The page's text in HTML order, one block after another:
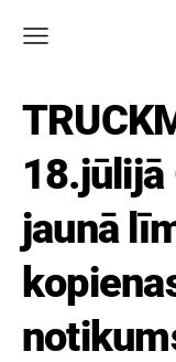
18.jūlijā
jaunā